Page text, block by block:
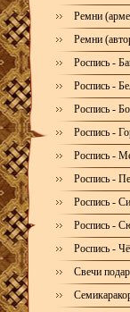
Ремни
Ремни
Роспись -
Роспись -
Роспись -
Роспись -
Роспись -
Роспись -
Роспись -
Роспись -
Роспись -
Свечи